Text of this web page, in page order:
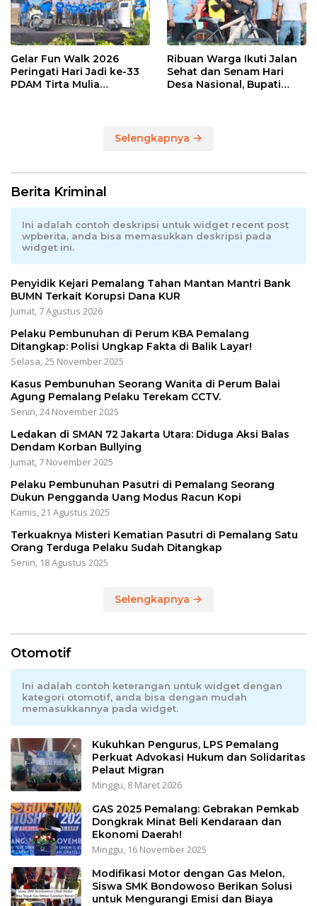
Gelar Fun Walk 2026
Peringati Hari Jadi ke-33
PDAM Tirta Mulia
Ribuan Warga Ikuti Jalan
Sehat dan Senam Hari
Desa Nasional, Bupati
Selengkapnya
Berita Kriminal
Ini adalah contoh deskripsi untuk widget recent post
wpberita, anda bisa memasukkan deskripsi pada
widget ini.
Penyidik Kejari Pemalang Tahan Mantan Mantri Bank
BUMN Terkait Korupsi Dana KUR
Jumat, 7 Agustus 2026
Pelaku Pembunuhan di Perum KBA Pemalang
Ditangkap: Polisi Ungkap Fakta di Balik Layar!
Selasa, 25 November 2025
Kasus Pembunuhan Seorang Wanita di Perum Balai
Agung Pemalang Pelaku Terekam CCTV.
Senin, 24 November 2025
Ledakan di SMAN 72 Jakarta Utara: Diduga Aksi Balas
Dendam Korban Bullying
Jumat, 7 November 2025
Pelaku Pembunuhan Pasutri di Pemalang Seorang
Dukun Pengganda Uang Modus Racun Kopi
Kamis, 21 Agustus 2025
Terkuaknya Misteri Kematian Pasutri di Pemalang Satu
Orang Terduga Pelaku Sudah Ditangkap
Senin, 18 Agustus 2025
Selengkapnya
Otomotif
Ini adalah contoh keterangan untuk widget dengan
kategori otomotif, anda bisa dengan mudah
memasukkannya pada widget.
Kukuhkan Pengurus, LPS Pemalang
Perkuat Advokasi Hukum dan Solidaritas
Pelaut Migran
Minggu, 8 Maret 2026
GAS 2025 Pemalang: Gebrakan Pemkab
Dongkrak Minat Beli Kendaraan dan
Ekonomi Daerah!
Minggu, 16 November 2025
Modifikasi Motor dengan Gas Melon,
Siswa SMK Bondowoso Berikan Solusi
untuk Mengurangi Emisi dan Biaya